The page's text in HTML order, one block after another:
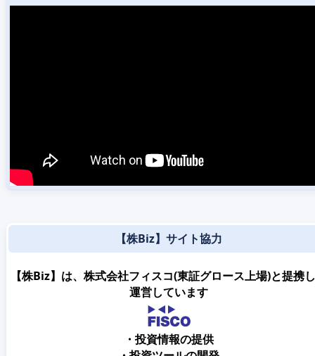
【株Biz】サイト協力
【株Biz】は、株式会社フィスコ(東証グロース上場)と提携
運営しています
・投資情報の提供